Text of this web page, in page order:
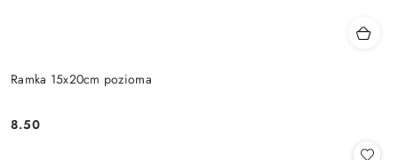
Ramka 15x20cm pozioma
Cena:
8.50